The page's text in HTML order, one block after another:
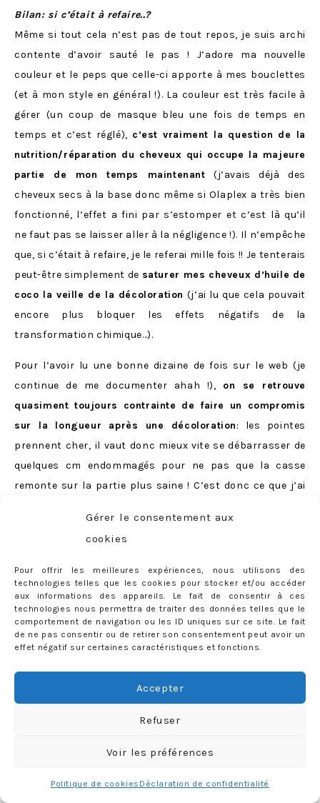
Gérer le consentement aux
cookies
Pour offrir les meilleures expériences, nous utilisons des
technologies telles que les cookies pour stocker et/ou accéder
aux informations des appareils. Le fait de consentir à ces
technologies nous permettra de traiter des données telles que le
comportement de navigation ou les ID uniques sur ce site. Le fait
de ne pas consentir ou de retirer son consentement peut avoir un
effet négatif sur certaines caractéristiques et fonctions.
Accepter
Refuser
Voir les préférences
Politique de cookies Déclaration de confidentialité
Bilan: si c’était à refaire..?
Même si tout cela n’est pas de tout repos, je suis archi
contente d’avoir sauté le pas ! J’adore ma nouvelle
couleur et le peps que celle-ci apporte à mes bouclettes
(et à mon style en général !). La couleur est très facile à
gérer (un coup de masque bleu une fois de temps en
temps et c’est réglé), c’est vraiment la question de la
nutrition/réparation du cheveux qui occupe la majeure
partie de mon temps maintenant (j’avais déjà des
cheveux secs à la base donc même si Olaplex a très bien
fonctionné, l’effet a fini par s’estomper et c’est là qu’il
ne faut pas se laisser aller à la négligence !). Il n’empêche
que, si c’était à refaire, je le referai mille fois !! Je tenterais
peut-être simplement de saturer mes cheveux d’huile de
coco la veille de la décoloration (j’ai lu que cela pouvait
encore plus bloquer les effets négatifs de la
transformation chimique…).
Pour l’avoir lu une bonne dizaine de fois sur le web (je
continue de me documenter ahah !), on se retrouve
quasiment toujours contrainte de faire un compromis
sur la longueur après une décoloration: les pointes
prennent cher, il vaut donc mieux vite se débarrasser de
quelques cm endommagés pour ne pas que la casse
remonte sur la partie plus saine ! C’est donc ce que j’ai
Enfin, je retournerai très probablement chez Cazance:
brillantes, très très à l’écoute et d’une gentillesse rare.
C’est quoi la suite ?
pour mon mariage (je vous jure que c’est vrai, personne
ne me croit quand je le dis…). Je n’ai pas envie d’avoir fait
tous ces efforts « pour rien » et de repasser au brun
de ma base ultra claire pour tenter des délires gris ou
pastel comme on voit partout, ce n’est pas quelque